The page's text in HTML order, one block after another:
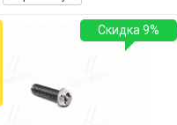
Скидка 9%